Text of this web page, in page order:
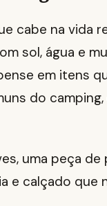
cabe na vida
sol, água e
em itens
do
uma peça
e calçado que